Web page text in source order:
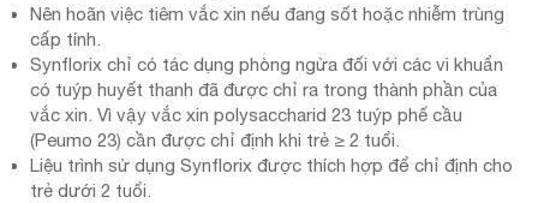
Nên hoãn việc tiêm vắc xin nếu đang sốt hoặc nhiễm trùng
cấp tính.
Synflorix chỉ có tác dụng phòng ngừa đối với các vi khuẩn
có tuýp huyết thanh đã được chỉ ra trong thành phần của
vắc xin. Vì vậy vắc xin polysaccharid 23 tuýp phế cầu
(Peumo 23) cần được chỉ định khi trẻ ≥ 2 tuổi.
Liệu trình sử dụng Synflorix được thích hợp để chỉ định cho
trẻ dưới 2 tuổi.